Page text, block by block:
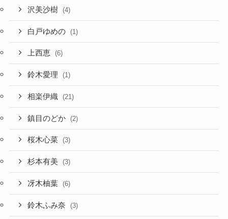
沢美沙樹 (4)
白戸ゆめの (1)
上西恵 (6)
鈴木愛理 (1)
相楽伊織 (21)
鎮目のどか (2)
桜木心菜 (3)
杉本有美 (3)
冴木柚葉 (6)
鈴木ふみ奈 (3)